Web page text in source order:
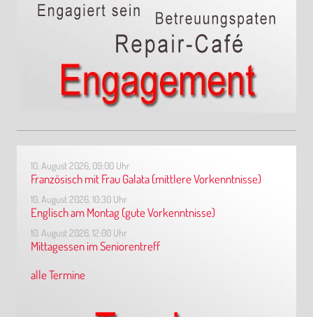
10. August 2026, 09:00 Uhr
Französisch mit Frau Galata (mittlere Vorkenntnisse)
10. August 2026, 10:30 Uhr
Englisch am Montag (gute Vorkenntnisse)
10. August 2026, 12:00 Uhr
Mittagessen im Seniorentreff
alle Termine